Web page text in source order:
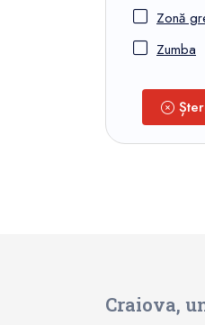
Zonă
Zumba
Craiova,